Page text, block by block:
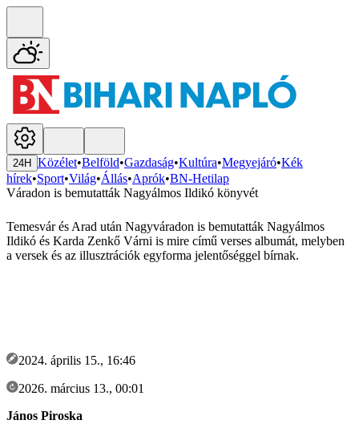
24H Közélet•Belföld•Gazdaság•Kultúra•Megyejáró•Kék
hírek•Sport•Világ•Állás•Aprók•BN-Hetilap
Váradon is bemutatták Nagyálmos Ildikó könyvét
Temesvár és Arad után Nagyváradon is bemutatták Nagyálmos
Ildikó és Karda Zenkő Várni is mire című verses albumát, melyben
a versek és az illusztrációk egyforma jelentőséggel bírnak.
2024. április 15., 16:46
2026. március 13., 00:01
János Piroska